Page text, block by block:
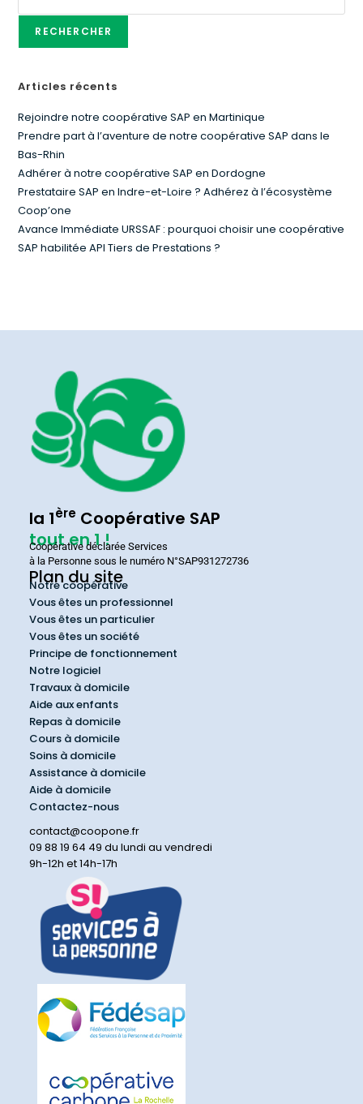
RECHERCHER
Articles récents
Rejoindre notre coopérative SAP en Martinique
Prendre part à l’aventure de notre coopérative SAP dans le
Bas-Rhin
Adhérer à notre coopérative SAP en Dordogne
Prestataire SAP en Indre-et-Loire ? Adhérez à l’écosystème
Coop’one
Avance Immédiate URSSAF : pourquoi choisir une coopérative
SAP habilitée API Tiers de Prestations ?
la 1ère Coopérative SAP
tout en 1 !
Coopérative déclarée Services
à la Personne sous le numéro N°SAP931272736
Plan du site
Notre coopérative
Vous êtes un professionnel
Vous êtes un particulier
Vous êtes un société
Principe de fonctionnement
Notre logiciel
Travaux à domicile
Aide aux enfants
Repas à domicile
Cours à domicile
Soins à domicile
Assistance à domicile
Aide à domicile
Contactez-nous
contact@coopone.fr
09 88 19 64 49 du lundi au vendredi
9h-12h et 14h-17h